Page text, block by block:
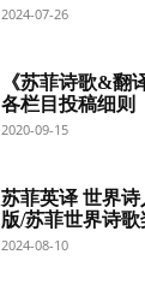
2024-07-26
《苏菲诗歌&翻
各栏目投稿细则
2020-09-15
苏菲英译 世界
版/苏菲世界诗
2024-08-10